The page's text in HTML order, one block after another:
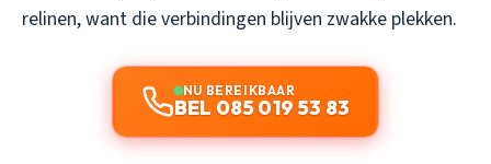
relinen, want die verbindingen blijven zwakke plekken.
NU BEREIKBAAR
BEL 085 019 53 83